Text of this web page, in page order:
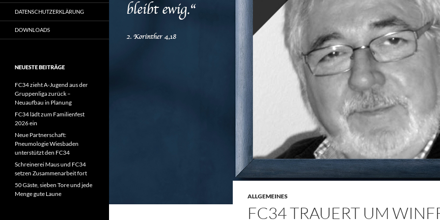
ALLGEMEINES
FC34 TRAUERT UM
DATENSCHUTZERKLÄRUNG
DOWNLOADS
NEUESTE BEITRÄGE
FC34 zieht A-Jugend aus der
Gruppenliga zurück –
Neuaufbau in Planung
FC34 lädt zum Familienfest
2026 ein
Neue Partnerschaft:
Pneumologie Wiesbaden
unterstützt den FC34
Schreinerei Maus und FC34
setzen Zusammenarbeit fort
50 Gäste, sieben Tore und jede
Menge gute Laune